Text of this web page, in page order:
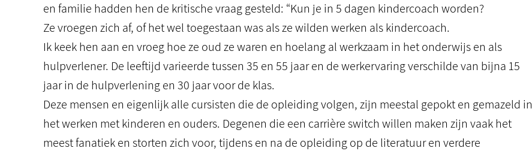
en familie hadden hen de kritische vraag gesteld: “Kun je in 5 dagen kindercoach worden?
Ze vroegen zich af, of het wel toegestaan was als ze wilden werken als kindercoach.
Ik keek hen aan en vroeg hoe ze oud ze waren en hoelang al werkzaam in het onderwijs en als
hulpverlener. De leeftijd varieerde tussen 35 en 55 jaar en de werkervaring verschilde van bijna 15
jaar in de hulpverlening en 30 jaar voor de klas.
Deze mensen en eigenlijk alle cursisten die de opleiding volgen, zijn meestal gepokt en gemazeld in
het werken met kinderen en ouders. Degenen die een carrière switch willen maken zijn vaak het
meest fanatiek en storten zich voor, tijdens en na de opleiding op de literatuur en verdere